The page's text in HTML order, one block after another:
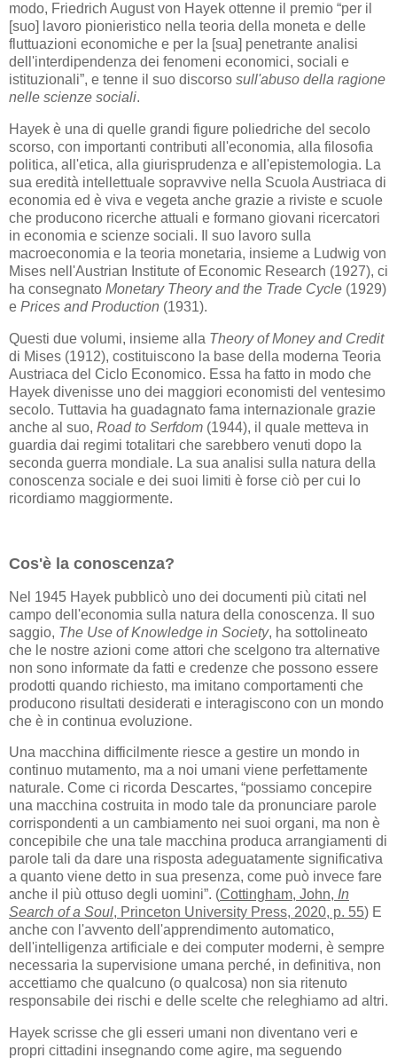
modo, Friedrich August von Hayek ottenne il premio “per il
[suo] lavoro pionieristico nella teoria della moneta e delle
fluttuazioni economiche e per la [sua] penetrante analisi
dell'interdipendenza dei fenomeni economici, sociali e
istituzionali”, e tenne il suo discorso sull'abuso della ragione
nelle scienze sociali.
Hayek è una di quelle grandi figure poliedriche del secolo
scorso, con importanti contributi all'economia, alla filosofia
politica, all'etica, alla giurisprudenza e all'epistemologia. La
sua eredità intellettuale sopravvive nella Scuola Austriaca di
economia ed è viva e vegeta anche grazie a riviste e scuole
che producono ricerche attuali e formano giovani ricercatori
in economia e scienze sociali. Il suo lavoro sulla
macroeconomia e la teoria monetaria, insieme a Ludwig von
Mises nell'Austrian Institute of Economic Research (1927), ci
ha consegnato Monetary Theory and the Trade Cycle (1929)
e Prices and Production (1931).
Questi due volumi, insieme alla Theory of Money and Credit
di Mises (1912), costituiscono la base della moderna Teoria
Austriaca del Ciclo Economico. Essa ha fatto in modo che
Hayek divenisse uno dei maggiori economisti del ventesimo
secolo. Tuttavia ha guadagnato fama internazionale grazie
anche al suo, Road to Serfdom (1944), il quale metteva in
guardia dai regimi totalitari che sarebbero venuti dopo la
seconda guerra mondiale. La sua analisi sulla natura della
conoscenza sociale e dei suoi limiti è forse ciò per cui lo
ricordiamo maggiormente.
Cos'è la conoscenza?
Nel 1945 Hayek pubblicò uno dei documenti più citati nel
campo dell'economia sulla natura della conoscenza. Il suo
saggio, The Use of Knowledge in Society, ha sottolineato
che le nostre azioni come attori che scelgono tra alternative
non sono informate da fatti e credenze che possono essere
prodotti quando richiesto, ma imitano comportamenti che
producono risultati desiderati e interagiscono con un mondo
che è in continua evoluzione.
Una macchina difficilmente riesce a gestire un mondo in
continuo mutamento, ma a noi umani viene perfettamente
naturale. Come ci ricorda Descartes, “possiamo concepire
una macchina costruita in modo tale da pronunciare parole
corrispondenti a un cambiamento nei suoi organi, ma non è
concepibile che una tale macchina produca arrangiamenti di
parole tali da dare una risposta adeguatamente significativa
a quanto viene detto in sua presenza, come può invece fare
anche il più ottuso degli uomini”. (Cottingham, John, In
Search of a Soul, Princeton University Press, 2020, p. 55) E
anche con l'avvento dell'apprendimento automatico,
dell'intelligenza artificiale e dei computer moderni, è sempre
necessaria la supervisione umana perché, in definitiva, non
accettiamo che qualcuno (o qualcosa) non sia ritenuto
responsabile dei rischi e delle scelte che releghiamo ad altri.
Hayek scrisse che gli esseri umani non diventano veri e
propri cittadini insegnando come agire, ma seguendo